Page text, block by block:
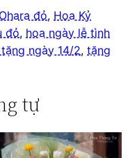
đỏ, Hoa Kỷ
đỏ, hoa ngày lễ tình
ngày 14/2,tặng
tự